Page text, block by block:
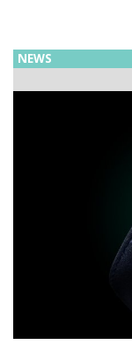
日(水)より全国
NEWS